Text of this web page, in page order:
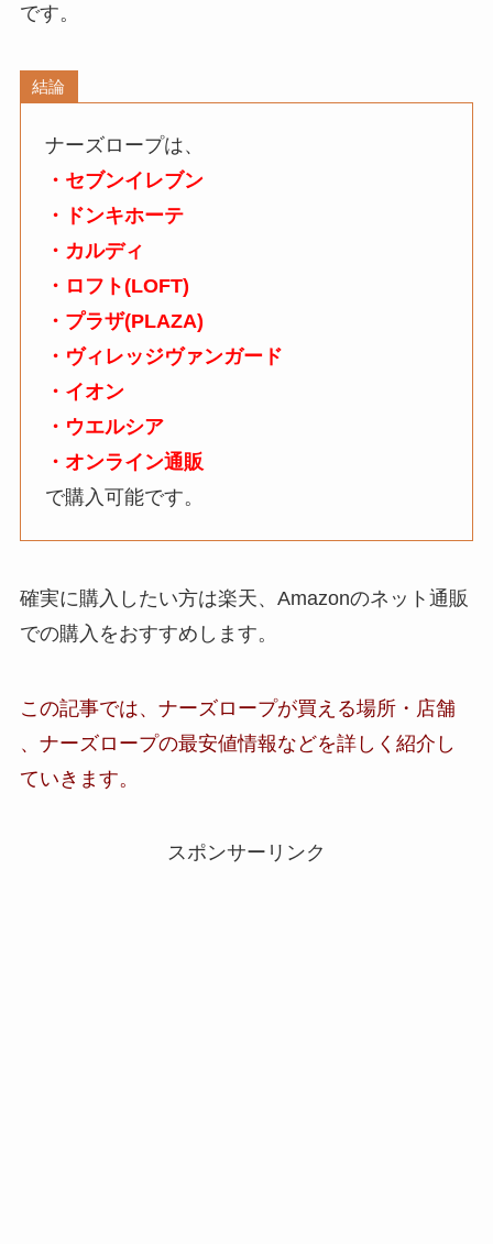
です。
結論
ナーズロープは、
・セブンイレブン
・ドンキホーテ
・カルディ
・ロフト(LOFT)
・プラザ(PLAZA)
・ヴィレッジヴァンガード
・イオン
・ウエルシア
・オンライン通販
で購入可能です。
確実に購入したい方は楽天、Amazonのネット通販
での購入をおすすめします。
この記事では、 ナーズロープが買える場所・店舗
、 ナーズロープの最安値情報などを詳しく紹介し
ていきます。
スポンサーリンク